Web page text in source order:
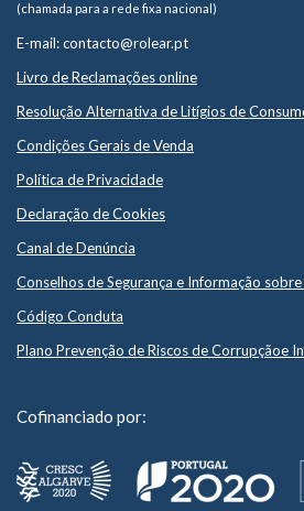
(chamada para a rede fixa nacional)
E-mail: contacto@rolear.pt
Livro de Reclamações online
Resolução Alternativa de Litígios de
Condições Gerais de Venda
Política de Privacidade
Declaração de Cookies
Canal de Denúncia
Conselhos de Segurança e Informação
Código Conduta
Plano Prevenção de Riscos de Corrupçãoe
Cofinanciado por: